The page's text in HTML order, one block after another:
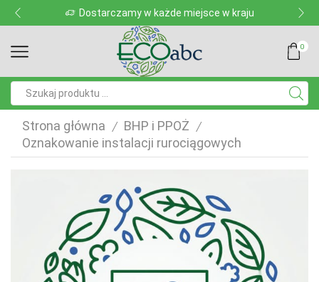
Dostarczamy w każde miejsce w kraju
0
Strona główna / BHP i PPOŻ /
Oznakowanie instalacji rurociągowych